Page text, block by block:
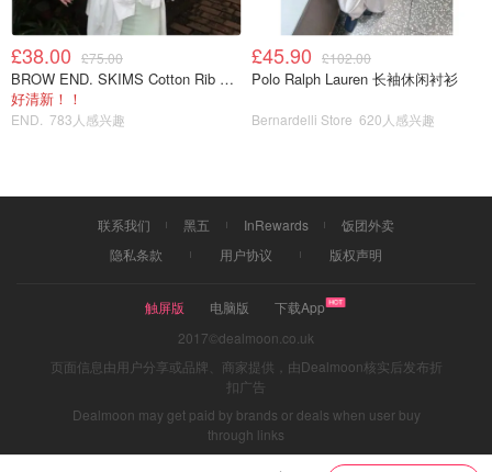
这款Miu Miu钻扣包看起来不大，实际上比我想象的要能
放进去YSL气垫，纪梵希口红，Marc Jacob小瓶香水，
£38.00 £75.00
BROW END. SKIMS Cotton Rib 长款背心连衣裙 薄荷绿
好清新！！
END. 783人感兴趣
£45.90 £102.00
Polo Ralph Lauren 长袖休闲衬衫
Bernardelli Store 620人感兴趣
联系我们 黑五 InRewards
饭团外卖
隐私条款
用户协议 版权声明
触屏版 电脑版
下载App
2017©dealmoon.co.uk
页面信息由用户分享或品牌、商家提供，由Dealmoon核实后发布折
扣广告
Dealmoon may get paid by brands or deals when user buy
through links